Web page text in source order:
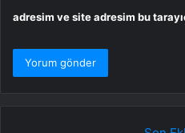
adresim ve site adresim bu